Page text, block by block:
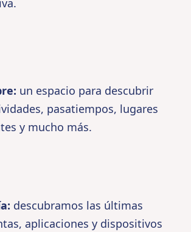
un espacio para descubrir
pasatiempos, lugares
y mucho más.
descubramos las últimas
aplicaciones y dispositivos